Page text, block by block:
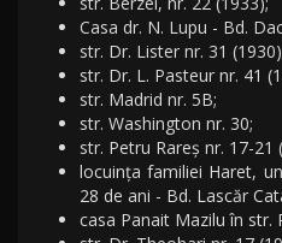
Casa dr. N. Lupu - Bd.
str. Dr. Lister nr. 31
str. Dr. L. Pasteur nr. 41
str. Madrid nr. 5B;
str. Washington nr. 30;
str. Petru Rareș nr. 17-21
locuinţa familiei Haret,
28 de ani - Bd. Lascăr
casa Panait Mazilu în str.